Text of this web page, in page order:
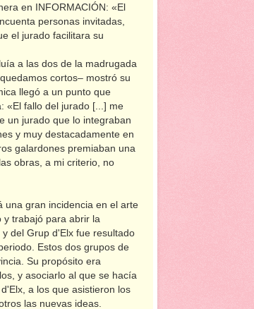
en INFORMACIÓN: «El
personas invitadas,
el jurado facilitara su
a las dos de la madrugada
cortos– mostró su
llegó a un punto que
«El fallo del jurado [...] me
un jurado que lo integraban
y muy destacadamente en
galardones premiaban una
obras, a mi criterio, no
una gran incidencia en el arte
y trabajó para abrir la
del Grup d'Elx fue resultado
Estos dos grupos de
Su propósito era
y asociarlo al que se hacía
a los que asistieron los
las nuevas ideas.